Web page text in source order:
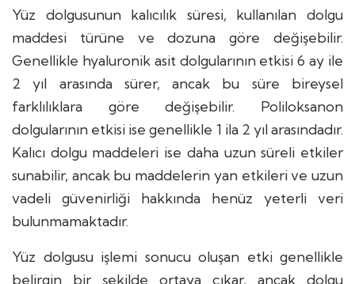
Yüz dolgusunun kalıcılık süresi, kullanılan dolgu
maddesi türüne ve dozuna göre değişebilir.
Genellikle hyaluronik asit dolgularının etkisi 6 ay ile
2 yıl arasında sürer, ancak bu süre bireysel
farklılıklara göre değişebilir. Poliloksanon
dolgularının etkisi ise genellikle 1 ila 2 yıl arasındadır.
Kalıcı dolgu maddeleri ise daha uzun süreli etkiler
sunabilir, ancak bu maddelerin yan etkileri ve uzun
vadeli güvenirliği hakkında henüz yeterli veri
bulunmamaktadır.
Yüz dolgusu işlemi sonucu oluşan etki genellikle
belirgin bir şekilde ortaya çıkar, ancak dolgu